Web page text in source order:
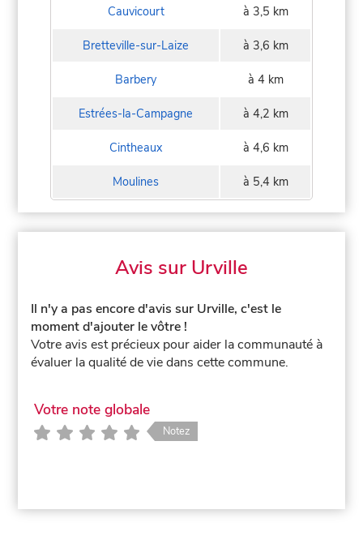
Cauvicourt à 3,5 km
Bretteville-sur-Laize à 3,6 km
Barbery à 4 km
Estrées-la-Campagne à 4,2 km
Cintheaux à 4,6 km
Moulines à 5,4 km
Avis sur Urville
Il n'y a pas encore d'avis sur Urville, c'est le
moment d'ajouter le vôtre !
Votre avis est précieux pour aider la communauté à
évaluer la qualité de vie dans cette commune.
Votre note globale
Notez